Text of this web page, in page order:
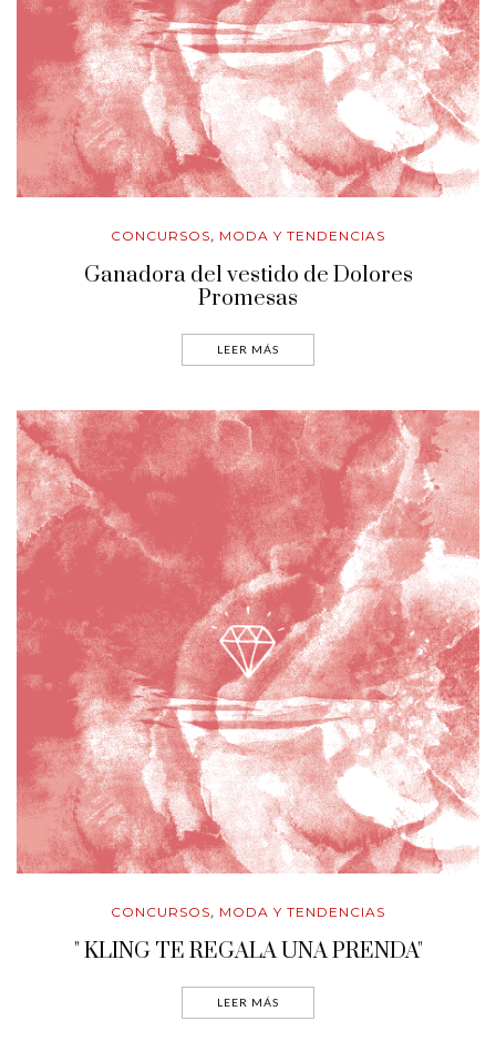
CONCURSOS, MODA Y TENDENCIAS
Ganadora del vestido de Dolores
Promesas
LEER MÁS
CONCURSOS, MODA Y TENDENCIAS
" KLING TE REGALA UNA PRENDA"
LEER MÁS